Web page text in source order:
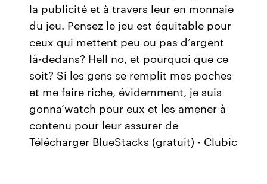
la publicité et à travers leur en monnaie
du jeu. Pensez le jeu est équitable pour
ceux qui mettent peu ou pas d’argent
là-dedans? Hell no, et pourquoi que ce
soit? Si les gens se remplit mes poches
et me faire riche, évidemment, je suis
gonna’watch pour eux et les amener à
contenu pour leur assurer de
Télécharger BlueStacks (gratuit) - Clubic